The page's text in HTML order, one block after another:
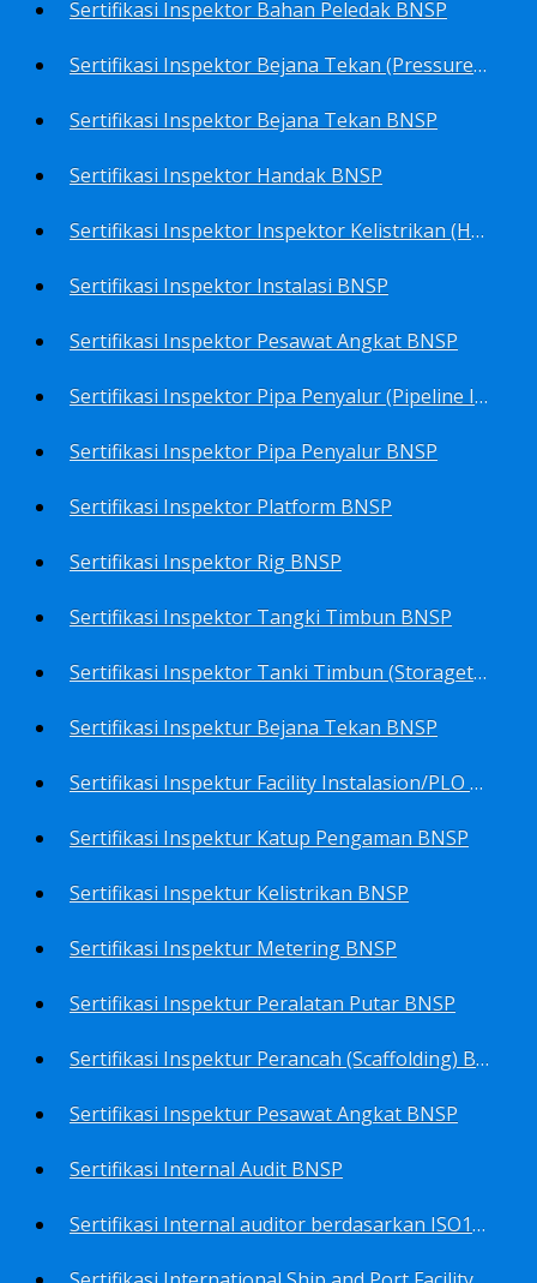
Sertifikasi Inspektor Bahan Peledak BNSP
Sertifikasi Inspektor Bejana Tekan (Pressure Vessel Inspector) BNSP
Sertifikasi Inspektor Bejana Tekan BNSP
Sertifikasi Inspektor Handak BNSP
Sertifikasi Inspektor Inspektor Kelistrikan (Harga Khusus) BNSP
Sertifikasi Inspektor Instalasi BNSP
Sertifikasi Inspektor Pesawat Angkat BNSP
Sertifikasi Inspektor Pipa Penyalur (Pipeline Inspector) BNSP
Sertifikasi Inspektor Pipa Penyalur BNSP
Sertifikasi Inspektor Platform BNSP
Sertifikasi Inspektor Rig BNSP
Sertifikasi Inspektor Tangki Timbun BNSP
Sertifikasi Inspektor Tanki Timbun (Storagetank Inspector) BNSP
Sertifikasi Inspektur Bejana Tekan BNSP
Sertifikasi Inspektur Facility Instalasion/PLO BNSP
Sertifikasi Inspektur Katup Pengaman BNSP
Sertifikasi Inspektur Kelistrikan BNSP
Sertifikasi Inspektur Metering BNSP
Sertifikasi Inspektur Peralatan Putar BNSP
Sertifikasi Inspektur Perancah (Scaffolding) BNSP
Sertifikasi Inspektur Pesawat Angkat BNSP
Sertifikasi Internal Audit BNSP
Sertifikasi Internal auditor berdasarkan ISO17025.2017 Pedoman Panduan Mutu&Prosedur Laboratorium BNSP